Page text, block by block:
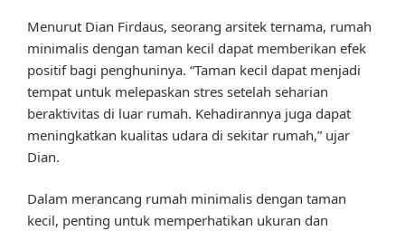
Menurut Dian Firdaus, seorang arsitek ternama, rumah
minimalis dengan taman kecil dapat memberikan efek
positif bagi penghuninya. “Taman kecil dapat menjadi
tempat untuk melepaskan stres setelah seharian
beraktivitas di luar rumah. Kehadirannya juga dapat
meningkatkan kualitas udara di sekitar rumah,” ujar
Dian.
Dalam merancang rumah minimalis dengan taman
kecil, penting untuk memperhatikan ukuran dan